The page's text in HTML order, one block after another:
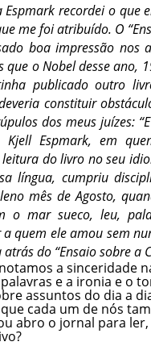
recordei o que
me foi atribuído. O
boa impressão nos
o Nobel desse ano,
publicado outro
constituir
dos meus juízes:
Kjell Espmark, em
do livro no seu
língua, cumpriu
mês de Agosto,
o mar sueco, leu,
quem ele amou sem
do “Ensaio sobre a
a sinceridade
e a ironia e o
assuntos do dia a
cada um de nós
abro o jornal para